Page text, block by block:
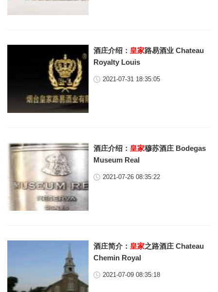
酒庄介绍： 皇家路易酒业 Chateau
Royalty Louis
2021-07-31 18:35:05
酒庄介绍： 皇家穆苏酒庄 Bodegas
Museum Real
2021-07-26 08:35:22
酒庄简介： 皇家之路酒庄 Chateau
Chemin Royal
2021-07-09 08:35:18